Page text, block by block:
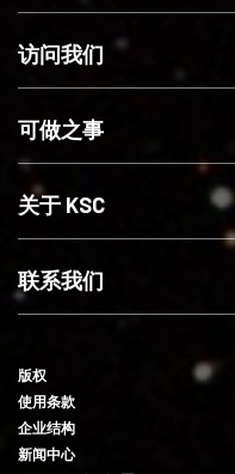
b
赞
访问我们
可做之事
关于 KSC
联系我们
版权
使用条款
企业结构
新闻中心